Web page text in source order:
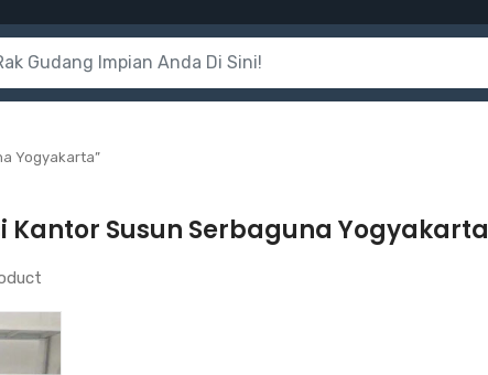
Yogyakarta”
Kantor Susun Serbaguna Yogyakarta